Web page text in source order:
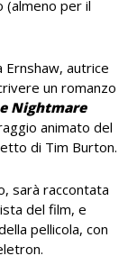
(almeno per il
Ernshaw, autrice
un romanzo
Nightmare
animato del
di Tim Burton.
sarà raccontata
del film, e
pellicola, con